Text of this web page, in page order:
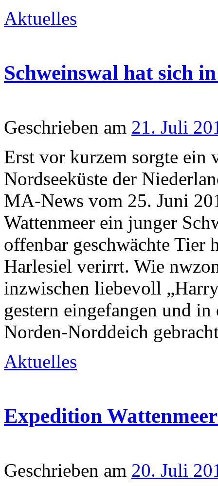
Aktuelles
Schweinswal hat sich
Geschrieben am 21. Juli
Erst vor kurzem sorgte ein
Nordseeküste der
MA-News vom 25. Juni
Wattenmeer ein junger
offenbar geschwächte Tier
Harlesiel verirrt. Wie
inzwischen liebevoll
gestern eingefangen und
Norden-Norddeich
Aktuelles
Expedition
Geschrieben am 20. Juli